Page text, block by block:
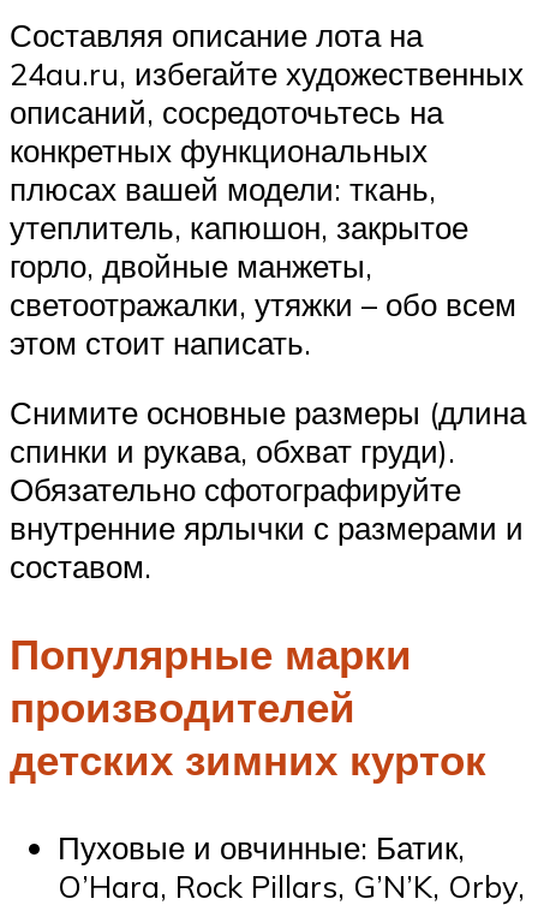
Составляя описание лота на
24au.ru, избегайте художественных
описаний, сосредоточьтесь на
конкретных функциональных
плюсах вашей модели: ткань,
утеплитель, капюшон, закрытое
горло, двойные манжеты,
светоотражалки, утяжки – обо всем
этом стоит написать.
Снимите основные размеры (длина
спинки и рукава, обхват груди).
Обязательно сфотографируйте
внутренние ярлычки с размерами и
составом.
Популярные марки
производителей
детских зимних курток
Пуховые и овчинные: Батик,
O’Hara, Rock Pillars, G’N’K, Orby,